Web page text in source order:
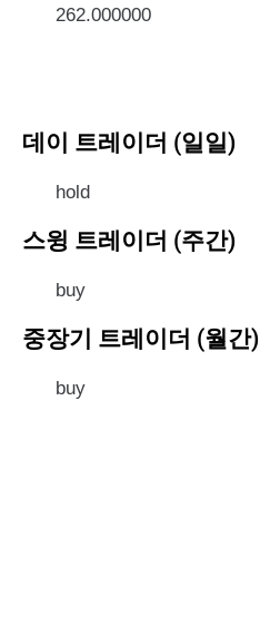
262.000000
데이 트레이더 (일일)
hold
스윙 트레이더 (주간)
buy
중장기 트레이더 (월간)
buy